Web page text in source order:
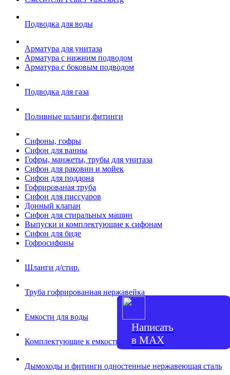
Подводка для воды
Арматура для унитаза
Арматура с нижним подводом
Арматура с боковым подводом
Подводка для газа
Поливные шланги,фитинги
Сифоны, гофры
Сифон для ванны
Гофры, манжеты, трубы для унитаза
Сифон для раковин и мойек
Сифон для поддона
Гофрированая труба
Сифон для писсуаров
Донный клапан
Сифон для стиральных машин
Выпуски и комплектующие к сифонам
Сифон для биде
Гофросифоны
Шланги д/стир.
Труба гофрированная нержавейка
Емкости для воды
Комплектующие к емкости
Дымоходы и фитинги одностенные нержавеющая сталь
Написать
в МАХ